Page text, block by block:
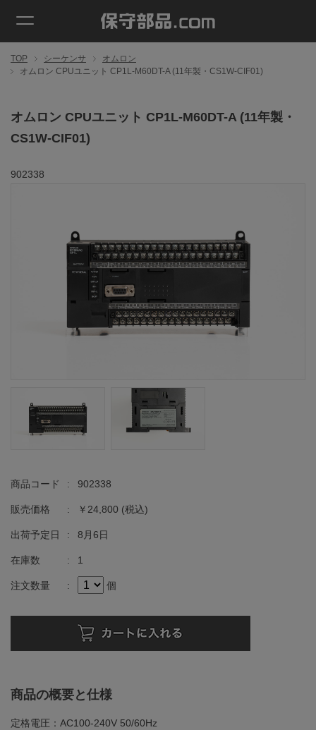
TOP シーケンサ
オムロン
オムロン CPUユニット CP1L-M60DT-A (11年製・CS1W-CIF01)
オムロン CPUユニット CP1L-M60DT-A (11年製・
CS1W-CIF01)
902338
商品コード : 902338
販売価格 : ￥24,800 (税込)
出荷予定日 : 8月6日
在庫数 : 1
注文数量 : 個
商品の概要と仕様
定格電圧：AC100-240V 50/60Hz